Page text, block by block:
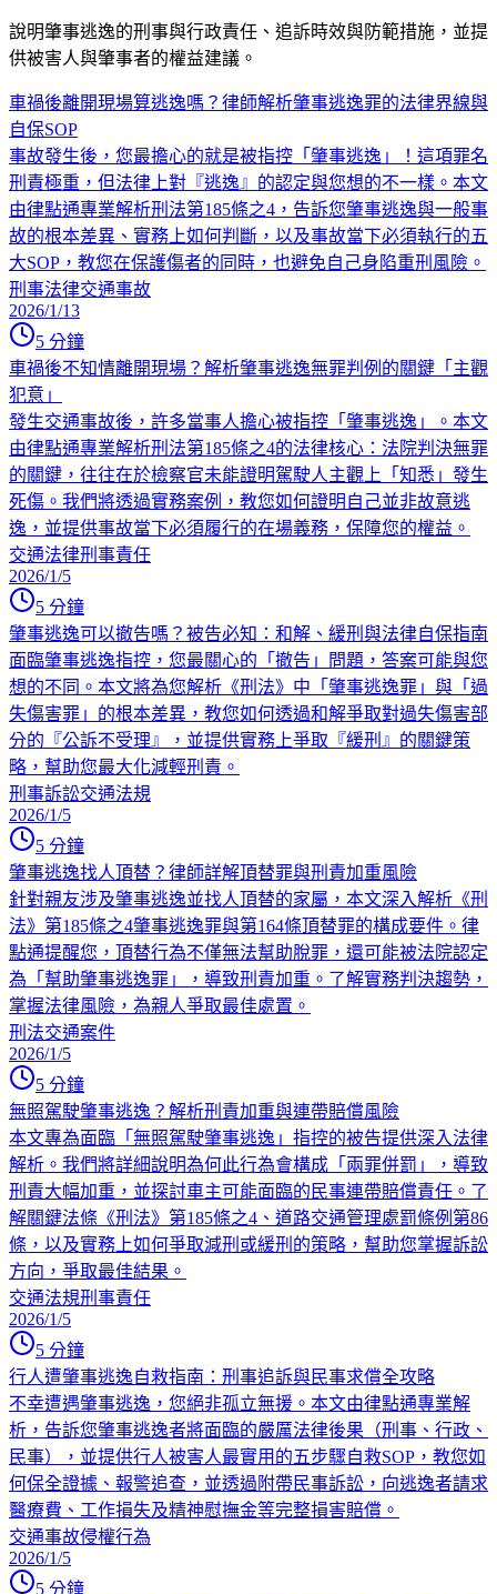
說明肇事逃逸的刑事與行政責任、追訴時效與防範措施，並提
供被害人與肇事者的權益建議。
車禍後離開現場算逃逸嗎？律師解析肇事逃逸罪的法律界線與
自保SOP
事故發生後，您最擔心的就是被指控「肇事逃逸」！這項罪名
刑責極重，但法律上對『逃逸』的認定與您想的不一樣。本文
由律點通專業解析刑法第185條之4，告訴您肇事逃逸與一般事
故的根本差異、實務上如何判斷，以及事故當下必須執行的五
大SOP，教您在保護傷者的同時，也避免自己身陷重刑風險。
刑事法律交通事故
2026/1/13
5 分鐘
車禍後不知情離開現場？解析肇事逃逸無罪判例的關鍵「主觀
犯意」
發生交通事故後，許多當事人擔心被指控「肇事逃逸」。本文
由律點通專業解析刑法第185條之4的法律核心：法院判決無罪
的關鍵，往往在於檢察官未能證明駕駛人主觀上「知悉」發生
死傷。我們將透過實務案例，教您如何證明自己並非故意逃
逸，並提供事故當下必須履行的在場義務，保障您的權益。
交通法律刑事責任
2026/1/5
5 分鐘
肇事逃逸可以撤告嗎？被告必知：和解、緩刑與法律自保指南
面臨肇事逃逸指控，您最關心的「撤告」問題，答案可能與您
想的不同。本文將為您解析《刑法》中「肇事逃逸罪」與「過
失傷害罪」的根本差異，教您如何透過和解爭取對過失傷害部
分的『公訴不受理』，並提供實務上爭取『緩刑』的關鍵策
略，幫助您最大化減輕刑責。
刑事訴訟交通法規
2026/1/5
5 分鐘
肇事逃逸找人頂替？律師詳解頂替罪與刑責加重風險
針對親友涉及肇事逃逸並找人頂替的家屬，本文深入解析《刑
法》第185條之4肇事逃逸罪與第164條頂替罪的構成要件。律
點通提醒您，頂替行為不僅無法幫助脫罪，還可能被法院認定
為「幫助肇事逃逸罪」，導致刑責加重。了解實務判決趨勢，
掌握法律風險，為親人爭取最佳處置。
刑法交通案件
2026/1/5
5 分鐘
無照駕駛肇事逃逸？解析刑責加重與連帶賠償風險
本文專為面臨「無照駕駛肇事逃逸」指控的被告提供深入法律
解析。我們將詳細說明為何此行為會構成「兩罪併罰」，導致
刑責大幅加重，並探討車主可能面臨的民事連帶賠償責任。了
解關鍵法條《刑法》第185條之4、道路交通管理處罰條例第86
條，以及實務上如何爭取減刑或緩刑的策略，幫助您掌握訴訟
方向，爭取最佳結果。
交通法規刑事責任
2026/1/5
5 分鐘
行人遭肇事逃逸自救指南：刑事追訴與民事求償全攻略
不幸遭遇肇事逃逸，您絕非孤立無援。本文由律點通專業解
析，告訴您肇事逃逸者將面臨的嚴厲法律後果（刑事、行政、
民事），並提供行人被害人最實用的五步驟自救SOP，教您如
何保全證據、報警追查，並透過附帶民事訴訟，向逃逸者請求
醫療費、工作損失及精神慰撫金等完整損害賠償。
交通事故侵權行為
2026/1/5
5 分鐘